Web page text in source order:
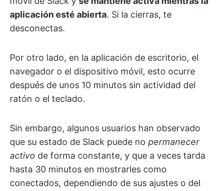
aplicación esté abierta. Si la cierras, te
desconectas.
Por otro lado, en la aplicación de escritorio, el
navegador o el dispositivo móvil, esto ocurre
después de unos 10 minutos sin actividad del
ratón o el teclado.
Sin embargo, algunos usuarios han observado
que su estado de Slack puede no permanecer
activo de forma constante, y que a veces tarda
hasta 30 minutos en mostrarles como
conectados, dependiendo de sus ajustes o del